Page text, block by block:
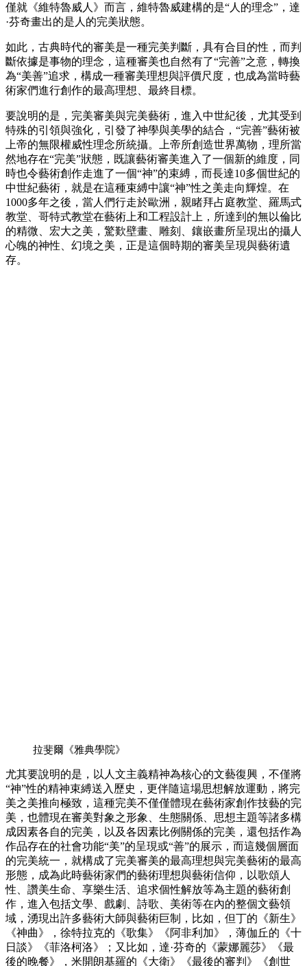
僅就《維特魯威人》而言，維特魯威建構的是“人的理念”，達
·芬奇畫出的是人的完美狀態。
如此，古典時代的審美是一種完美判斷，具有合目的性，而判
斷依據是事物的理念，這種審美也自然有了“完善”之意，轉換
為“美善”追求，構成一種審美理想與評價尺度，也成為當時藝
術家們進行創作的最高理想、最終目標。
要說明的是，完美審美與完美藝術，進入中世紀後，尤其受到
特殊的引領與強化，引發了神學與美學的結合，“完善”藝術被
上帝的無限權威性理念所統攝。上帝所創造世界萬物，理所當
然地存在“完美”狀態，既讓藝術審美進入了一個新的維度，同
時也令藝術創作走進了一個“神”的束縛，而長達10多個世紀的
中世紀藝術，就是在這種束縛中讓“神”性之美走向輝煌。在
1000多年之後，當人們行走於歐洲，親睹拜占庭教堂、羅馬式
教堂、哥特式教堂在藝術上和工程設計上，所達到的無以倫比
的精微、宏大之美，驚歎壁畫、雕刻、鑲嵌畫所呈現出的攝人
心魄的神性、幻境之美，正是這個時期的審美呈現與藝術遺
存。
拉斐爾《雅典學院》
尤其要說明的是，以人文主義精神為核心的文藝復興，不僅將
“神”性的精神束縛送入歷史，更伴隨這場思想解放運動，將完
美之美推向極致，這種完美不僅僅體現在藝術家創作技藝的完
美，也體現在審美對象之形象、生態關係、思想主題等諸多構
成因素各自的完美，以及各因素比例關係的完美，還包括作為
作品存在的社會功能“美”的呈現或“善”的展示，而這幾個層面
的完美統一，就構成了完美審美的最高理想與完美藝術的最高
形態，成為此時藝術家們的藝術理想與藝術信仰，以歌頌人
性、讚美生命、享樂生活、追求個性解放等為主題的藝術創
作，進入包括文學、戲劇、詩歌、美術等在內的整個文藝領
域，湧現出許多藝術大師與藝術巨制，比如，但丁的《新生》
《神曲》，徐特拉克的《歌集》《阿非利加》，薄伽丘的《十
日談》《菲洛柯洛》；又比如，達·芬奇的《蒙娜麗莎》《最
後的晚餐》，米開朗基羅的《大衛》《最後的審判》《創世